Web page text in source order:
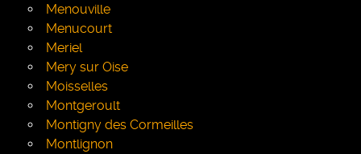
Menouville
Menucourt
Meriel
Mery sur Oise
Moisselles
Montgeroult
Montigny des Cormeilles
Montlignon